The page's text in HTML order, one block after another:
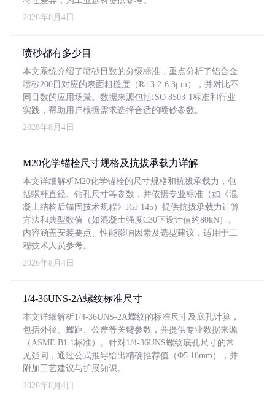
2026年8月4日
喷砂都有多少目
本文系统介绍了喷砂目数的分级标准，重点分析了铝合金
喷砂200目对应的表面粗糙度（Ra 3.2-6.3μm），并对比不
同目数的应用场景。数据来源包括ISO 8503-1标准和行业
实践，帮助用户根据需求选择合适的喷砂参数。
2026年8月4日
M20化学锚栓尺寸规格及抗拔承载力详解
本文详细解析M20化学锚栓的尺寸规格和抗拔承载力，包
括螺杆直径、钻孔尺寸等参数，并依据专业标准（如《混
凝土结构后锚固技术规程》JGJ 145）提供抗拔承载力计算
方法和典型数值（如混凝土强度C30下设计值约80kN）。
内容涵盖安装要点、性能影响因素及选型建议，适用于工
程技术人员参考。
2026年8月4日
1/4-36UNS-2A螺纹标准尺寸
本文详细解析1/4-36UNS-2A螺纹的标准尺寸及底孔计算，
包括外径、螺距、公差等关键参数，并提供专业数据来源
（ASME B1.1标准）。针对1/4-36UNS螺纹底孔尺寸的常
见疑问，通过公式推导给出精确推荐值（Φ5.18mm），并
附加工艺建议与扩展知识。
2026年8月4日